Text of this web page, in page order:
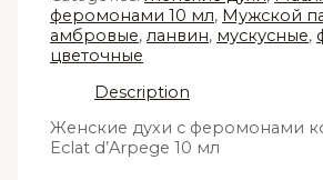
феромонами 10 мл, Мужской
амбровые,ланвин, мускусные,
цветочные
Description
Женские духи с феромонами
Eclat d’Arpege 10 мл